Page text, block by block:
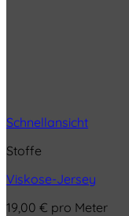
Schnellansicht
Stoffe
Viskose-Jersey
19,00 € pro Meter